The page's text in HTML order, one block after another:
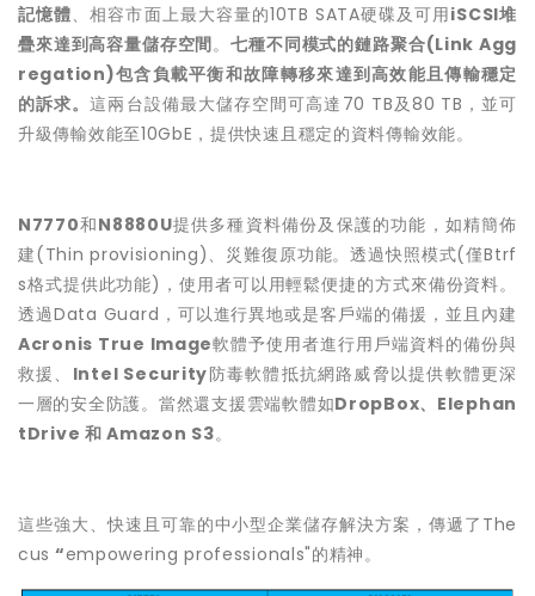
記憶體、相容市面上最大容量的10TB SATA硬碟及可用iSCSI堆
疊來達到高容量儲存空間。七種不同模式的鏈路聚合(Link Agg
regation)包含負載平衡和故障轉移來達到高效能且傳輸穩定
的訴求。這兩台設備最大儲存空間可高達70 TB及80 TB，並可
升級傳輸效能至10GbE，提供快速且穩定的資料傳輸效能。
N7770和N8880U提供多種資料備份及保護的功能，如精簡佈
建(Thin provisioning)、災難復原功能。透過快照模式(僅Btrf
s格式提供此功能)，使用者可以用輕鬆便捷的方式來備份資料。
透過Data Guard，可以進行異地或是客戶端的備援，並且內建
Acronis True Image軟體予使用者進行用戶端資料的備份與
救援、 Intel Security防毒軟體抵抗網路威脅以提供軟體更深
一層的安全防護。當然還支援雲端軟體如DropBox、 Elephan
tDrive 和 Amazon S3。
這些強大、快速且可靠的中小型企業儲存解決方案，傳遞了The
cus “empowering professionals"的精神。